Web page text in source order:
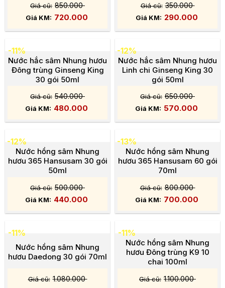
850.000
720.000
350.000
290.000
-11%
Nước hắc sâm Nhung hươu
Đông trùng Ginseng King
30 gói 50ml
540.000
480.000
-12%
Nước hắc sâm Nhung hươu
Linh chi Ginseng King 30
gói 50ml
650.000
570.000
-12%
Nước hồng sâm Nhung
hươu 365 Hansusam 30 gói
50ml
500.000
440.000
-13%
Nước hồng sâm Nhung
hươu 365 Hansusam 60 gói
70ml
800.000
700.000
-11%
Nước hồng sâm Nhung
hươu Daedong 30 gói 70ml
1.080.000
-11%
Nước hồng sâm Nhung
hươu Đông trùng K9 10
chai 100ml
1.100.000